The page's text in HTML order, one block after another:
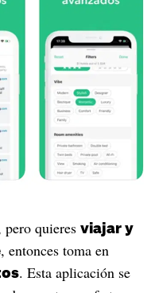
quieres viajar y
, entonces toma en
. Esta aplicación se